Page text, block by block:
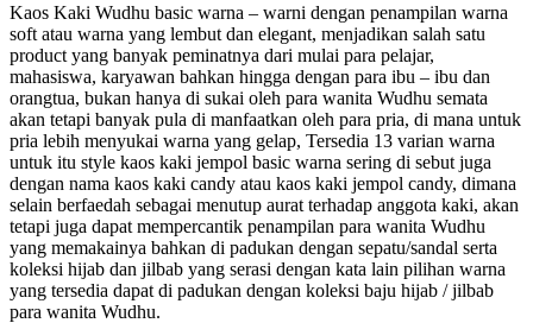
Kaos Kaki Wudhu basic warna – warni dengan penampilan warna
soft atau warna yang lembut dan elegant, menjadikan salah satu
product yang banyak peminatnya dari mulai para pelajar,
mahasiswa, karyawan bahkan hingga dengan para ibu – ibu dan
orangtua, bukan hanya di sukai oleh para wanita Wudhu semata
akan tetapi banyak pula di manfaatkan oleh para pria, di mana untuk
pria lebih menyukai warna yang gelap, Tersedia 13 varian warna
untuk itu style kaos kaki jempol basic warna sering di sebut juga
dengan nama kaos kaki candy atau kaos kaki jempol candy, dimana
selain berfaedah sebagai menutup aurat terhadap anggota kaki, akan
tetapi juga dapat mempercantik penampilan para wanita Wudhu
yang memakainya bahkan di padukan dengan sepatu/sandal serta
koleksi hijab dan jilbab yang serasi dengan kata lain pilihan warna
yang tersedia dapat di padukan dengan koleksi baju hijab / jilbab
para wanita Wudhu.